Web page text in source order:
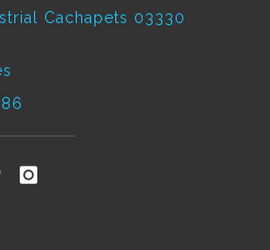
Cachapets 03330